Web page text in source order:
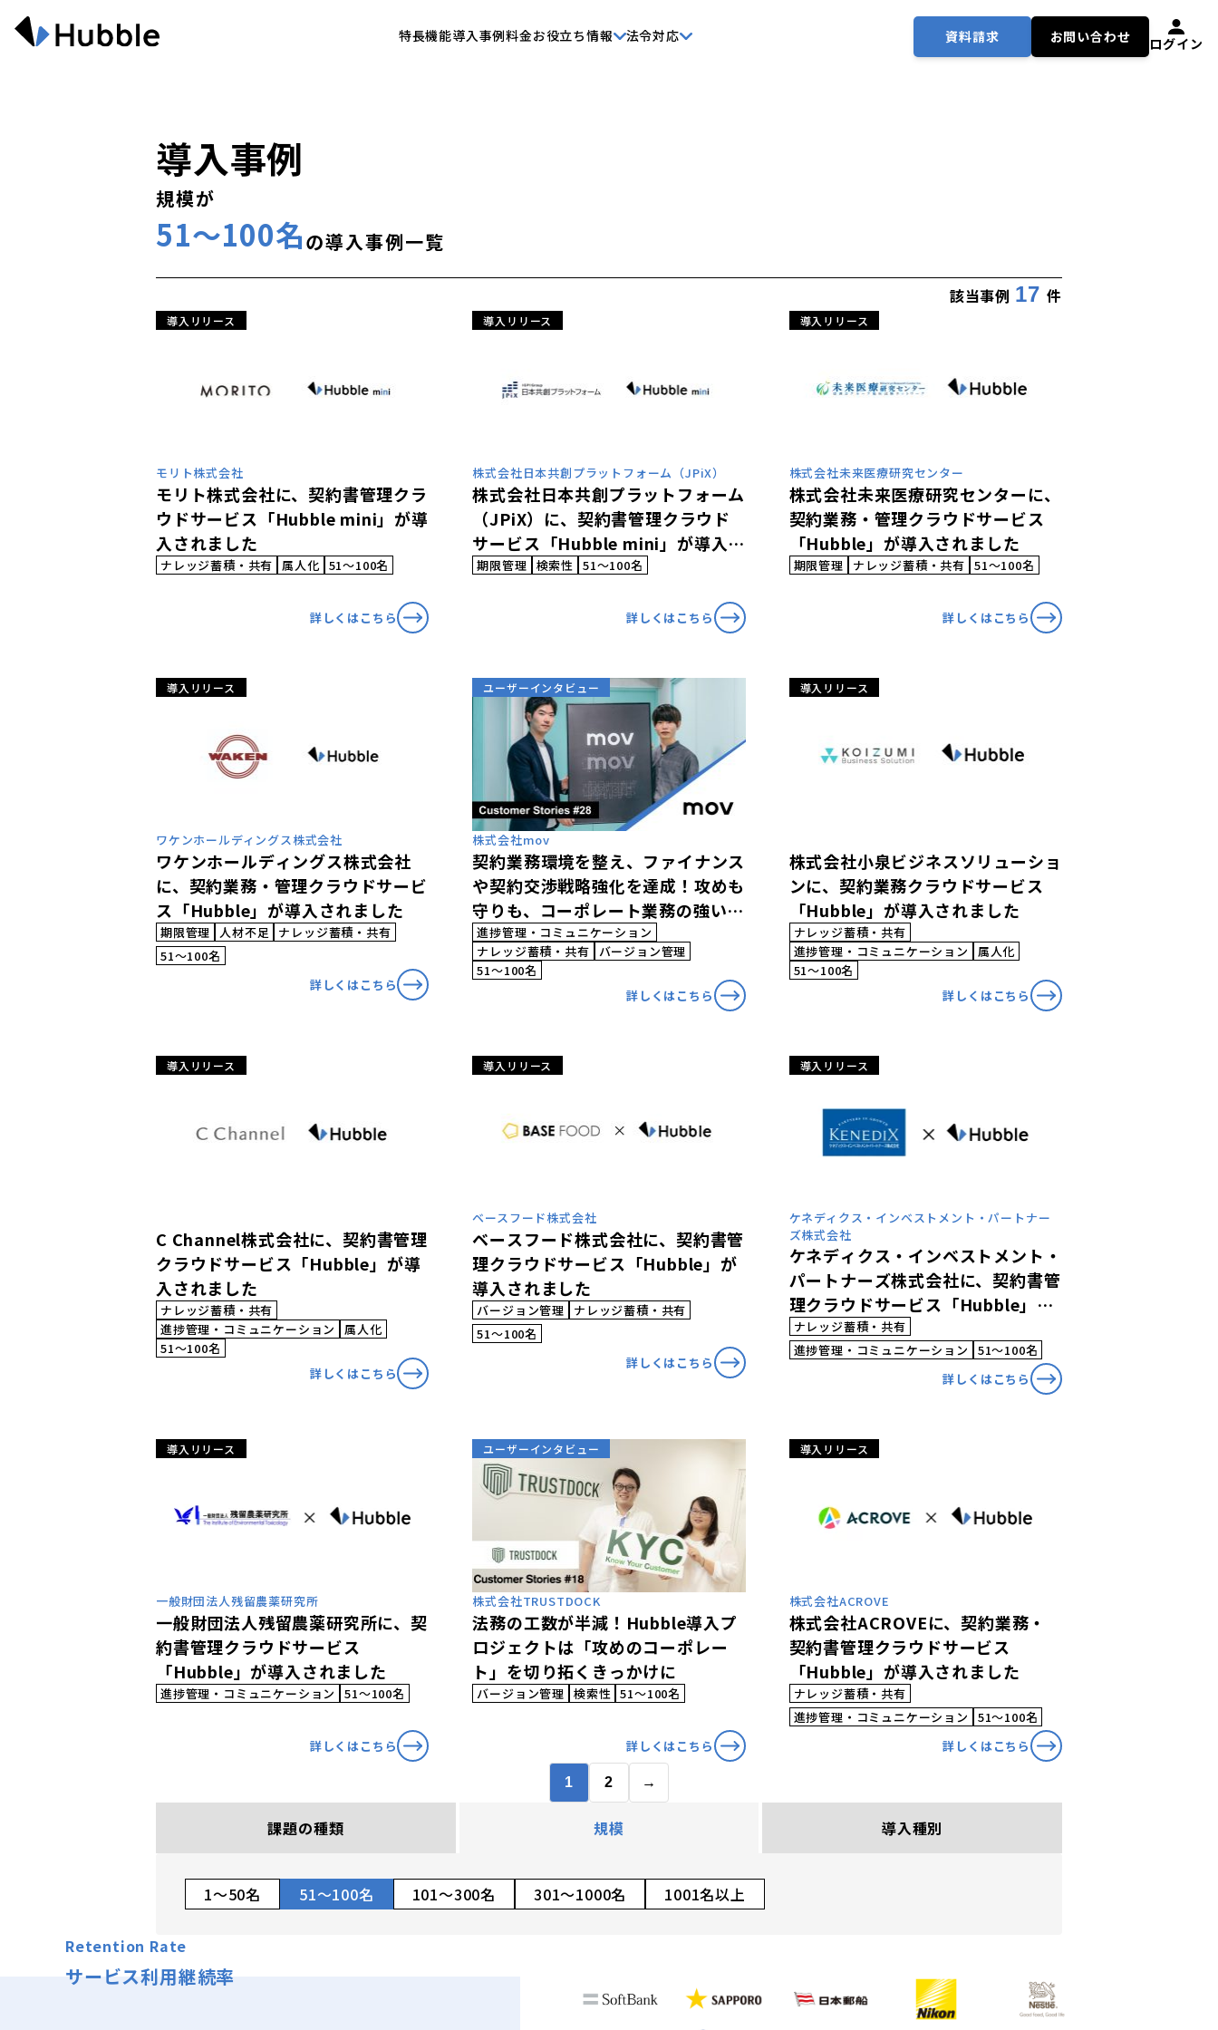
特長機能導入事例料金お役立ち情報 法令対応 資料請求 お問い合わせ ログイン
導入事例
規模が
51〜100名の導入事例一覧
該当事例 17件
導入リリース
モリト株式会社
モリト株式会社に、契約書管理クラ
ウドサービス「Hubble mini」が導
入されました
ナレッジ蓄積・共有 属人化 51〜100名
詳しくはこちら
導入リリース
株式会社日本共創プラットフォーム（JPiX）
株式会社日本共創プラットフォーム
（JPiX）に、契約書管理クラウド
サービス「Hubble mini」が導入さ
れました
期限管理 検索性 51〜100名
詳しくはこちら
導入リリース
株式会社未来医療研究センター
株式会社未来医療研究センターに、
契約業務・管理クラウドサービス
「Hubble」が導入されました
期限管理 ナレッジ蓄積・共有 51〜100名
詳しくはこちら
導入リリース
ワケンホールディングス株式会社
ワケンホールディングス株式会社
に、契約業務・管理クラウドサービ
ス「Hubble」が導入されました
期限管理 人材不足
ナレッジ蓄積・共有
51〜100名
詳しくはこちら
ユーザーインタビュー
株式会社mov
契約業務環境を整え、ファイナンス
や契約交渉戦略強化を達成！攻めも
守りも、コーポレート業務の強い味
方Hubble
進捗管理・コミュニケーション
ナレッジ蓄積・共有 バージョン管理
51〜100名
詳しくはこちら
導入リリース
株式会社小泉ビジネスソリューショ
ンに、契約業務クラウドサービス
「Hubble」が導入されました
ナレッジ蓄積・共有
進捗管理・コミュニケーション
属人化
51〜100名
詳しくはこちら
導入リリース
C Channel株式会社に、契約書管理
クラウドサービス「Hubble」が導
入されました
ナレッジ蓄積・共有
進捗管理・コミュニケーション
属人化
51〜100名
詳しくはこちら
導入リリース
ベースフード株式会社
ベースフード株式会社に、契約書管
理クラウドサービス「Hubble」が
導入されました
バージョン管理
ナレッジ蓄積・共有
51〜100名
詳しくはこちら
導入リリース
ケネディクス・インベストメント・パートナー
ズ株式会社
ケネディクス・インベストメント・
パートナーズ株式会社に、契約書管
理クラウドサービス「Hubble」が
導入されました
ナレッジ蓄積・共有
進捗管理・コミュニケーション
51〜100名
詳しくはこちら
導入リリース
一般財団法人残留農薬研究所
一般財団法人残留農薬研究所に、契
約書管理クラウドサービス
「Hubble」が導入されました
進捗管理・コミュニケーション 51〜100名
詳しくはこちら
ユーザーインタビュー
株式会社TRUSTDOCK
法務の工数が半減！Hubble導入プ
ロジェクトは「攻めのコーポレー
ト」を切り拓くきっかけに
バージョン管理 検索性 51〜100名
詳しくはこちら
導入リリース
株式会社ACROVE
株式会社ACROVEに、契約業務・
契約書管理クラウドサービス
「Hubble」が導入されました
ナレッジ蓄積・共有
進捗管理・コミュニケーション
51〜100名
詳しくはこちら
1 2 →
課題の種類 規模 導入種別
1〜50名 51〜100名 101〜300名 301〜1000名 1001名以上
Retention Rate
サービス利用継続率